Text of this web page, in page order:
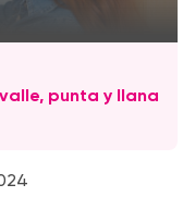
punta y llana